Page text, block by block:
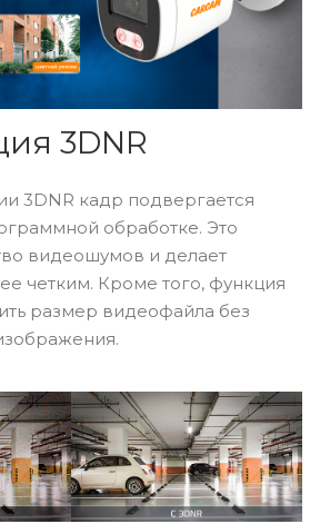
3DNR
3DNR кадр подвергается
обработке. Это
видеошумов и делает
четким. Кроме того, функция
размер видеофайла без